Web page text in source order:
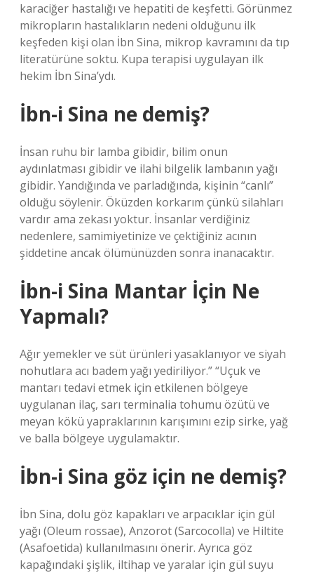
karaciğer hastalığı ve hepatiti de keşfetti. Görünmez
mikropların hastalıkların nedeni olduğunu ilk
keşfeden kişi olan İbn Sina, mikrop kavramını da tıp
literatürüne soktu. Kupa terapisi uygulayan ilk
hekim İbn Sina’ydı.
İbn-i Sina ne demiş?
İnsan ruhu bir lamba gibidir, bilim onun
aydınlatması gibidir ve ilahi bilgelik lambanın yağı
gibidir. Yandığında ve parladığında, kişinin “canlı”
olduğu söylenir. Öküzden korkarım çünkü silahları
vardır ama zekası yoktur. İnsanlar verdiğiniz
nedenlere, samimiyetinize ve çektiğiniz acının
şiddetine ancak ölümünüzden sonra inanacaktır.
İbn-i Sina Mantar İçin Ne
Yapmalı?
Ağır yemekler ve süt ürünleri yasaklanıyor ve siyah
nohutlara acı badem yağı yediriliyor.” “Uçuk ve
mantarı tedavi etmek için etkilenen bölgeye
uygulanan ilaç, sarı terminalia tohumu özütü ve
meyan kökü yapraklarının karışımını ezip sirke, yağ
ve balla bölgeye uygulamaktır.
İbn-i Sina göz için ne demiş?
İbn Sina, dolu göz kapakları ve arpacıklar için gül
yağı (Oleum rossae), Anzorot (Sarcocolla) ve Hiltite
(Asafoetida) kullanılmasını önerir. Ayrıca göz
kapağındaki şişlik, iltihap ve yaralar için gül suyu